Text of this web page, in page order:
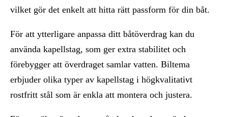
vilket gör det enkelt att hitta rätt passform för din båt.
För att ytterligare anpassa ditt båtöverdrag kan du
använda kapellstag, som ger extra stabilitet och
förebygger att överdraget samlar vatten. Biltema
erbjuder olika typer av kapellstag i högkvalitativt
rostfritt stål som är enkla att montera och justera.